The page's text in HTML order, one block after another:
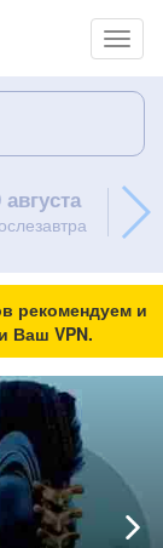
августа 10
рекомендуем и
Ваш VPN.